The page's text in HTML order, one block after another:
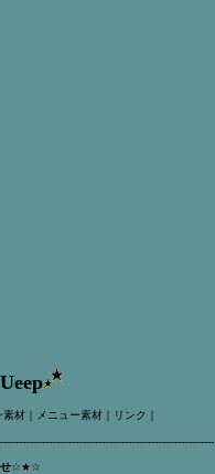
素材 メニュー素材 リンク
☆★☆